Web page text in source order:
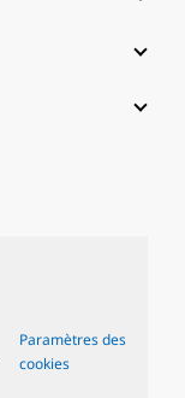
Paramètres des
cookies